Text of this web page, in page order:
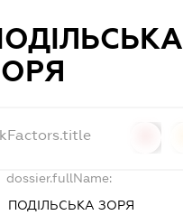
dossier.fullName:
ПОДІЛЬСЬКА ЗОРЯ